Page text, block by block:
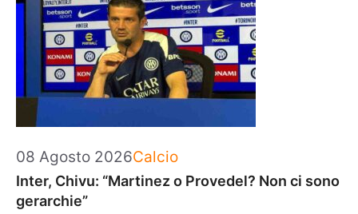
08 Agosto 2026Categorie
Calcio
Inter, Chivu: “Martinez o Provedel? Non ci sono
gerarchie”